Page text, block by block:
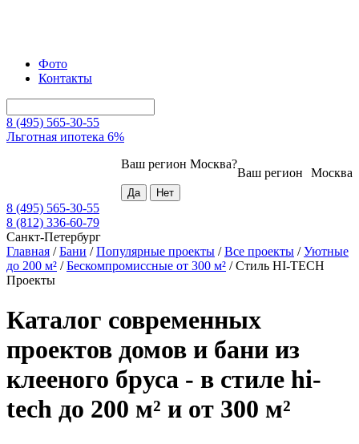
Фото
Контакты
8 (495) 565-30-55
Льготная ипотека 6%
Москва
Ваш регион
Ваш регион Москва?
8 (495) 565-30-55
8 (812) 336-60-79
Санкт-Петербург
Главная /Бани /Популярные проекты /Все проекты /Уютные
до 200 м² /Бескомпромиссные от 300 м² /Стиль HI-TECH
Проекты
Каталог современных
проектов домов и бани из
клееного бруса - в стиле hi-
tech до 200 м² и от 300 м²